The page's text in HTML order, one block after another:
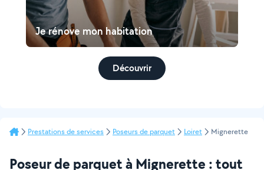
Je rénove mon habitation
Découvrir
Prestations de services Poseurs de parquet Loiret Mignerette
Poseur de parquet à Mignerette : tout